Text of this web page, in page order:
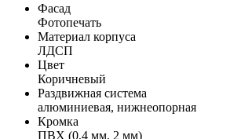
Фасад
Фотопечать
Материал корпуса
ЛДСП
Цвет
Коричневый
Раздвижная система
алюминиевая, нижнеопорная
Кромка
ПВХ (0,4 мм, 2 мм)